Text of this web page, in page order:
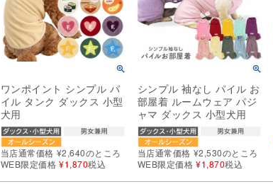
ワンポイント シンプル パ
イル タンク ダックス 小型
犬用
当店通常価格 ¥2,640のところ
WEB限定価格 ¥1,870税込
シンプル 袖なし パイル お
部屋着 ルームウェア パジ
ャマ ダックス 小型犬用
当店通常価格 ¥2,530のところ
WEB限定価格 ¥1,870税込